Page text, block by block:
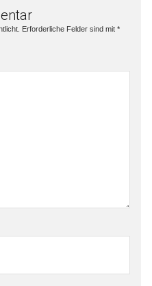
Erforderliche Felder sind mit *